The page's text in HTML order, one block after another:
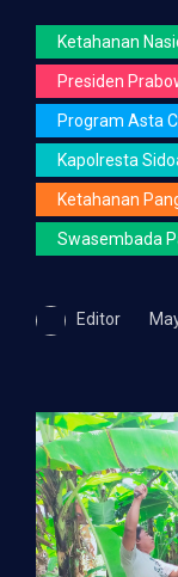
Ketahanan
Presiden
Program Asta
Kapolresta
Ketahanan
Swasembada
Editor